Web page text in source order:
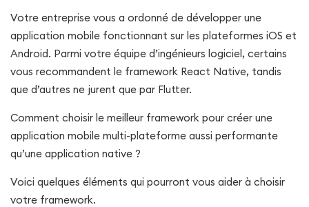
Votre entreprise vous a ordonné de développer une
application mobile fonctionnant sur les plateformes iOS et
Android. Parmi votre équipe d’ingénieurs logiciel, certains
vous recommandent le framework React Native, tandis
que d’autres ne jurent que par Flutter.
Comment choisir le meilleur framework pour créer une
application mobile multi-plateforme aussi performante
qu’une application native ?
Voici quelques éléments qui pourront vous aider à choisir
votre framework.